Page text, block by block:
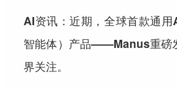
AI资讯：近期，全球首款通
智能体）产品——Manus重磅
界关注。